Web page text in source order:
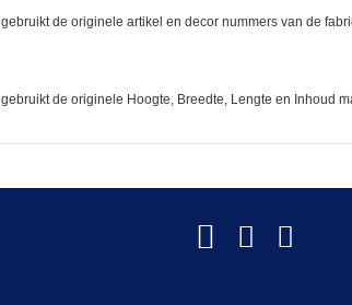
de originele artikel en decor nummers van de
de originele Hoogte, Breedte, Lengte en Inhoud